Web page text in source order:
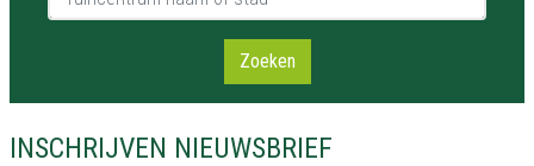
Zoeken
INSCHRIJVEN NIEUWSBRIEF